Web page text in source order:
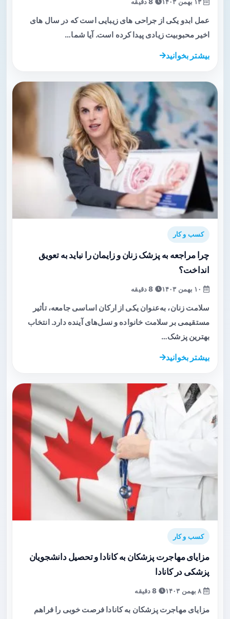
عمل ابدو یکی از جراحی‌ های زیبایی است که در سال‌ های
اخیر محبوبیت زیادی پیدا کرده است. آیا شما…
بیشتر بخوانید
کسب و کار
چرا مراجعه به پزشک زنان و زایمان را نباید به تعویق
انداخت؟
سلامت زنان، به‌عنوان یکی از ارکان اساسی جامعه، تأثیر
مستقیمی بر سلامت خانواده و نسل‌های آینده دارد. انتخاب
بهترین پزشک…
بیشتر بخوانید
کسب و کار
مزایای مهاجرت پزشکان به کانادا و تحصیل دانشجویان
پزشکی در کانادا
مزایای مهاجرت پزشکان به کانادا فرصت خوبی را فراهم